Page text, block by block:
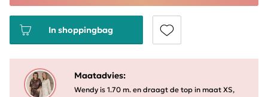
In shoppingbag
Maatadvies:
Wendy is 1.70 m. en draagt de top in maat XS,